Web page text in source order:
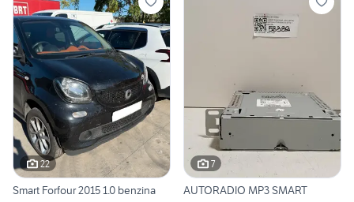
22
Smart Forfour 2015 1.0 benzina
7
AUTORADIO MP3 SMART